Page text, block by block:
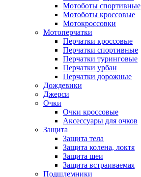
Мотоботы спортивные
Мотоботы кроссовые
Мотокроссовки
Мотоперчатки
Перчатки кроссовые
Перчатки спортивные
Перчатки туринговые
Перчатки урбан
Перчатки дорожные
Дождевики
Джерси
Очки
Очки кроссовые
Аксессуары для очков
Защита
Защита тела
Защита колена, локтя
Защита шеи
Защита встраиваемая
Подшлемники